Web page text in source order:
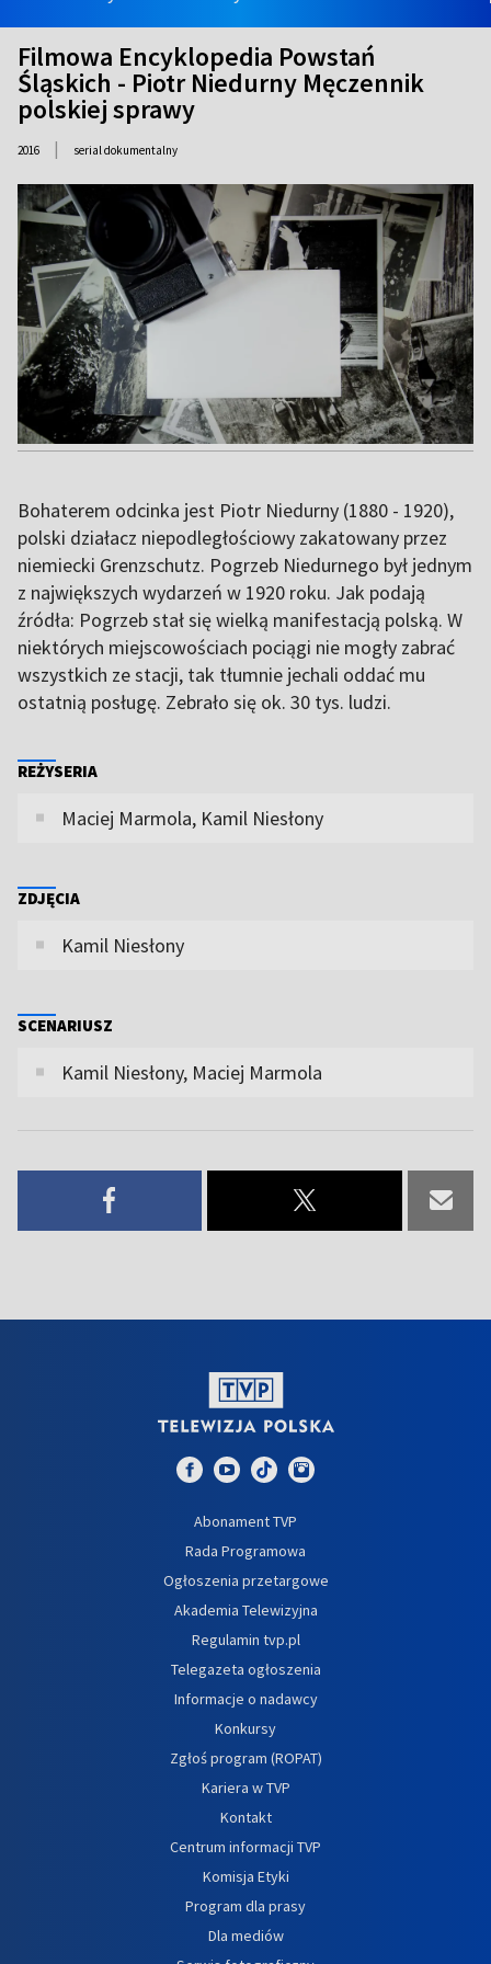
Filmowa Encyklopedia Powstań
Śląskich - Piotr Niedurny Męczennik
polskiej sprawy
2016 | serial dokumentalny
Bohaterem odcinka jest Piotr Niedurny (1880 - 1920),
polski działacz niepodległościowy zakatowany przez
niemiecki Grenzschutz. Pogrzeb Niedurnego był jednym
z największych wydarzeń w 1920 roku. Jak podają
źródła: Pogrzeb stał się wielką manifestacją polską. W
niektórych miejscowościach pociągi nie mogły zabrać
wszystkich ze stacji, tak tłumnie jechali oddać mu
ostatnią posługę. Zebrało się ok. 30 tys. ludzi.
REŻYSERIA
Maciej Marmola, Kamil Niesłony
ZDJĘCIA
Kamil Niesłony
SCENARIUSZ
Kamil Niesłony, Maciej Marmola
Abonament TVP
Rada Programowa
Ogłoszenia przetargowe
Akademia Telewizyjna
Regulamin tvp.pl
Telegazeta ogłoszenia
Informacje o nadawcy
Konkursy
Zgłoś program (ROPAT)
Kariera w TVP
Kontakt
Centrum informacji TVP
Komisja Etyki
Program dla prasy
Dla mediów